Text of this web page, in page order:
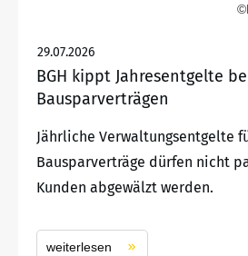
29.07.2026
BGH kippt Jahresentgelte
Bausparverträgen
Jährliche Verwaltungsentgelte
Bausparverträge dürfen nicht
Kunden abgewälzt werden.
weiterlesen